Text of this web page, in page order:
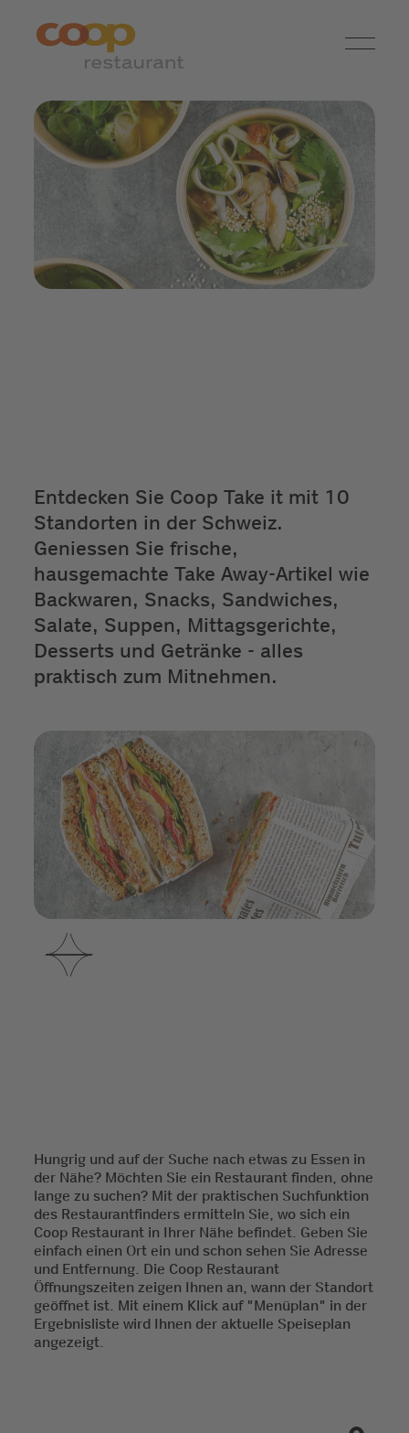
Entdecken Sie Coop Take it mit 10
Standorten in der Schweiz.
Geniessen Sie frische,
hausgemachte Take Away-Artikel wie
Backwaren, Snacks, Sandwiches,
Salate, Suppen, Mittagsgerichte,
Desserts und Getränke - alles
praktisch zum Mitnehmen.
Hungrig und auf der Suche nach etwas zu Essen in
der Nähe? Möchten Sie ein Restaurant finden, ohne
lange zu suchen? Mit der praktischen Suchfunktion
des Restaurantfinders ermitteln Sie, wo sich ein
Coop Restaurant in Ihrer Nähe befindet. Geben Sie
einfach einen Ort ein und schon sehen Sie Adresse
und Entfernung. Die Coop Restaurant
Öffnungszeiten zeigen Ihnen an, wann der Standort
geöffnet ist. Mit einem Klick auf "Menüplan" in der
Ergebnisliste wird Ihnen der aktuelle Speiseplan
angezeigt.